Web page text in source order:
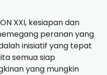
XXI, kesiapan dan
peranan yang
inisiatif yang tepat
semua siap
yang mungkin